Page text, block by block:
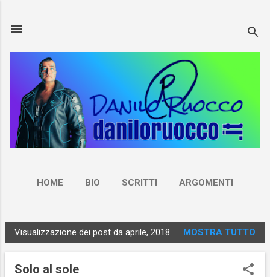
HOME BIO SCRITTI ARGOMENTI
RUOCCO.LIVE
P
o
Visualizzazione dei post da aprile, 2018 MOSTRA TUTTO
Solo al sole